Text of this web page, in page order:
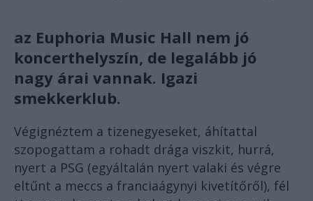
az Euphoria Music Hall nem jó
koncerthelyszín, de legalább jó
nagy árai vannak. Igazi
smekkerklub.
Végignéztem a tizenegyeseket, áhítattal
szopogattam a rohadt drága viszkit, hurrá,
nyert a PSG (egyáltalán nyert valaki és végre
eltűnt a meccs a franciaágynyi kivetítőről), fél